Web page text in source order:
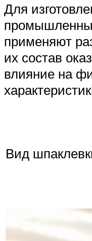
Для
применяют
их состав
влияние на
Вид